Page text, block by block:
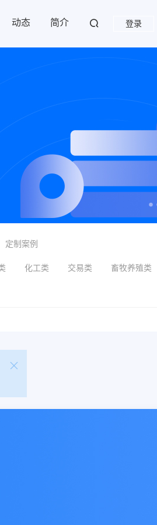
动态 简介 登录
定制案例
化工类 交易类 畜牧养殖类